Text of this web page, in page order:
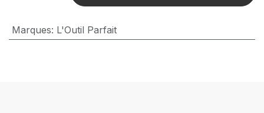
Marques: L'Outil Parfait